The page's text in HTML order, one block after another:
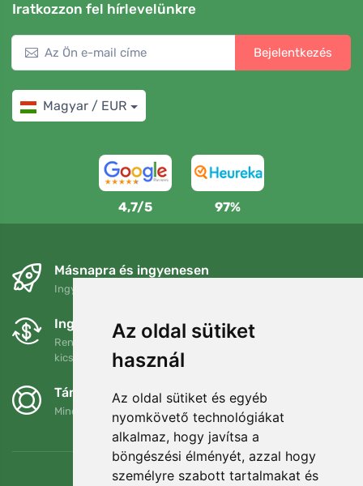
Az oldal sütiket
használ
Az oldal sütiket és egyéb
nyomkövető technológiákat
alkalmaz, hogy javítsa a
böngészési élményét, azzal hogy
személyre szabott tartalmakat és
Iratkozzon fel hírlevelünkre
Bejelentkezés
Magyar / EUR
4,7/5 97%
Másnapra és ingyenesen
Ingyenes szállítás a következő összeg felett: 80 EUR
Ingyenes csere és visszaküldés
Rendelését 90 napon belül bármikor visszaküldheti vagy
kicserélheti.
Támogatjuk a Trees.org-ot
Minden megrendelésért ültetünk egy fát! Bővebben